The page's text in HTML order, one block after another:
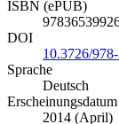
ISBN (ePUB)
DOI
10.3726/
Sprache
Deutsch
Erscheinungsdatum
2014 (April)